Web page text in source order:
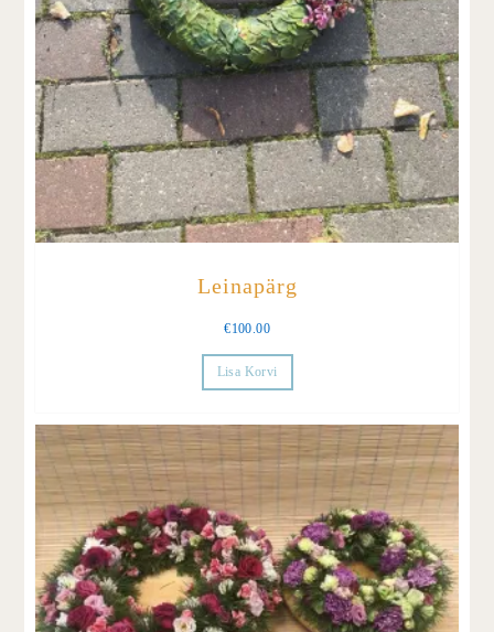
Leinapärg
€100.00
Lisa Korvi